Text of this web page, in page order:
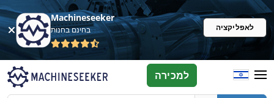
Machineseeker
בחינם בחנות לאפליקציה
למכירה